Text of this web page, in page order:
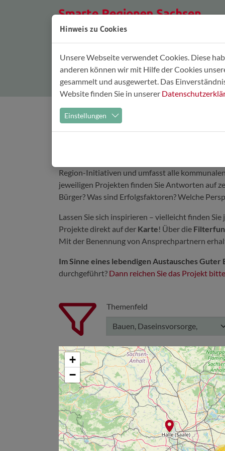
Gute Beispiele
Voneinander lernen &
Region-Initiativen und umfasst alle
jeweiligen Projekten finden Sie Antworten auf
Bürger? Was sind Erfolgsfaktoren? Welche
Lassen Sie sich inspirieren – vielleicht finden
Projekte direkt auf der Karte! Über die
Mit der Benennung von Ansprechpartnern
Im Sinne eines lebendigen Austausches
durchgeführt? Dann reichen Sie das Projekt
Themenfeld
Bauen, Daseinsvorsorge,
Umweltschutz, Verwaltung,
Wirtschaft
+
−
Hinweis zu Cookies
Unsere Webseite verwendet Cookies. Diese
anderen können wir mit Hilfe der Cookies
gesammelt und ausgewertet. Das
Website finden Sie in unserer
Einstellungen